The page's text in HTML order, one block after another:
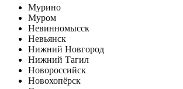
Мурино
Муром
Невинномысск
Невьянск
Нижний Новгород
Нижний Тагил
Новороссийск
Новохопёрск